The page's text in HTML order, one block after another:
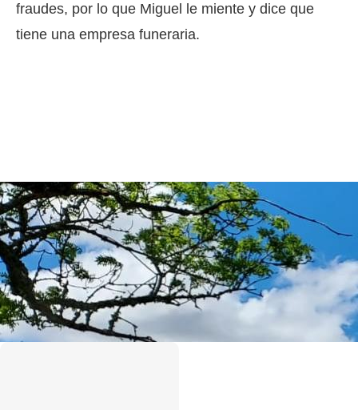
fraudes, por lo que Miguel le miente y dice que
tiene una empresa funeraria.